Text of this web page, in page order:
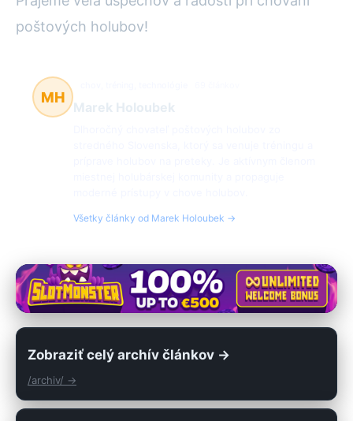
poštových holubov!
MH
Marek Holoubek
Všetky články od Marek Holoubek →
Zobraziť celý archív článkov →
/archiv/ →